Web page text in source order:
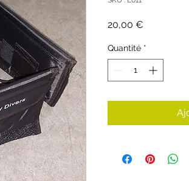
20,00 €
Quantité *